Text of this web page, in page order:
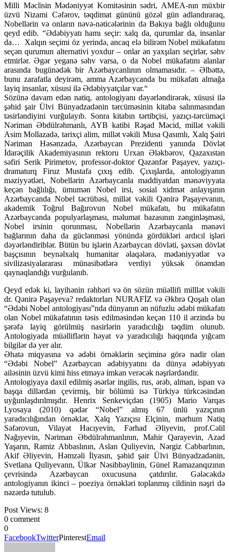
Milli Məclisin Mədəniyyət Komitəsinin sədri, AMEA-nın müxbir
üzvü Nizami Cəfərov, təqdimat gününü gözəl gün adlandıraraq,
Nobellərin və onların nəvə-nəticələrinin də Bakıya bağlı olduğunu
qeyd edib. “Ədəbiyyatı hamı seçir: xalq da, qurumlar da, insanlar
da… Xalqın seçimi öz yerində, ancaq elə bilirəm Nobel mükafatını
seçən qurumun alternativi yoxdur – onlar ən yaxşıları seçirlər, səhv
etmirlər. Əgər yeganə səhv varsa, o da Nobel mükafatını alanlar
arasında bugünədək bir Azərbaycanlının olmamasıdır. – Əlbəttə,
bunu zarafatla deyirəm, amma Azərbaycanda bu mükafatı almağa
layiq insanlar, xüsusi ilə Ədəbiyyatçılar var.“
Sözünə davam edən natiq, antologiyanı dəyərləndirərək, xüsusi ilə
şəhid şair Ülvi Bünyad­zadənin tərcüməsinin kitaba salınmasından
təsirləndiyini vurğulayıb. Sonra kitabın tərtibçisi, yazıçı-tərcüməçi
Nəriman Əbdülrəhmanlı, AYB katibi Rəşad Məcid, millət vəkili
Asim Mollazadə, tarixçi alim, millət vəkili Musa Qasımlı, Xalq Şairi
Nəriman Həsənzadə, Azərbaycan Prezidenti yanında Dövlət
İdarəçilik Akademiyasının rektoru Urxan Ələkbərov, Qazaxıstan
səfiri Serik Pirimetov, professor-doktor Qəzənfər Paşayev, yazıçı-
dramaturq Firuz Mustafa çıxış edib. Çıxışlarda, antologiyanın
məziyyətləri, Nobellərin Azərbaycanla maddiyatdan mənə­viyyata
keçən bağlılığı, ümumən Nobel irsi, sosial xidmət anlayışının
Azərbaycanda Nobel təcrübəsi, millət vəkili Qənirə Paşayevanın,
akademik Toğrul Bağırovun Nobel mükafatı, bu mükafatın
Azərbaycanda populyarlaşması, məlumat bazasının zənginləşməsi,
Nobel irsinin qorunması, Nobellərin Azərbaycanla mənəvi
bağlarının daha da güclənməsi yönündə gördükləri ardıcıl işləri
dəyərləndiriblər. Bütün bu işlərin Azərbaycan dövləti, şəxsən dövlət
başçısının beynəlxalq humanitar əlaqələrə, mədəniyyətlər və
sivilizasiyalararası münasibətlərə verdiyi yüksək önəmdən
qaynaqlandığı vurğulanıb.
Qeyd edək ki, layihənin rəhbəri və ön sözün müəllifi milllət vəkili
dr. Qənirə Paşayeva? redaktorları NURAFİZ və Əkbrə Qoşalı olan
“Ədəbi Nobel antologiyası”nda dünyanın ən nüfuzlu ədəbi mükafatı
olan Nobel mükafatının təsis edilməsindən keçən 110 il ərzində bu
şərəfə layiq görülmüş nasirlərin yaradıcılığı təqdim olunub.
Antologiyada müəlliflərin həyat və yaradıcılığı haqqında yığcam
bilgilər də yer alır.
Əhatə miqyasına və ədəbi örnəklərin seçiminə görə nadir olan
“Ədəbi Nobel” Azərbaycan ədəbiyyatını da dünya ədəbiyyatı
ailəsinin üzvü kimi hiss etməyə imkan verəcək nəşrlərdəndir.
Antologiyaya daxil edilmiş əsərlər ingilis, rus, ərəb, alman, ispan və
başqa dillərdən çevirmiş, bir bölümü isə Türkiyə türkcəsindən
uyğunlaşdırılmışdır. Henrix Senkeviçdən (1905) Mario Varqas
Lyosaya (2010) qədər “Nobel” almış 67 ünlü yazıçının
yaradıcılığından örnəklər, Xalq Yazıçısı Elçinin, mərhum Natiq
Səfərovun, Vilayət Hacıyevin, Fərhad Əliyevin, prof.Cəlil
Nağıyevin, Nəriman Əbdülrəhmanlının, Mahir Qarayevin, Azad
Yaşarın, Ramiz Abbaslının, Aslan Quliyevin, Nərgiz Cabbarlının,
Akif Əliyevin, Həmzəli İlyasın, şəhid şair Ülvi Bünyadzadənin,
Svetlana Quliyevann, Ülkər Nəsibbəylinin, Günel Ramazanqızının
çevrisində Azərbaycan oxucusuna çatdırılır. Gələcəkdə
antologiyanın ikinci – poeziya örnəkləri toplanmış cildinin nəşri də
nəzərdə tutulub.
Post Views: 8
0 comment
0
FacebookTwitterPinterestEmail